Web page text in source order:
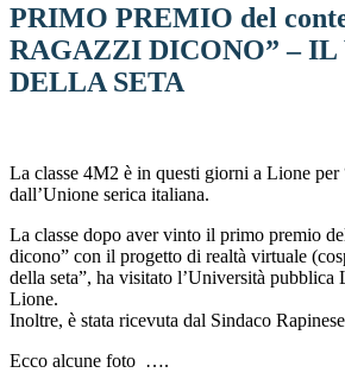
PRIMO PREMIO del
RAGAZZI DICONO” –
DELLA SETA
La classe 4M2 è in questi giorni a Lione
dall’Unione serica italiana.
La classe dopo aver vinto il primo premio
dicono” con il progetto di realtà virtuale
della seta”, ha visitato l’Università
Lione.
Inoltre, è stata ricevuta dal Sindaco
Ecco alcune foto ….